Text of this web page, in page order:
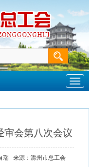
审会第八次会议
瑞 来源： 滁州市总工会